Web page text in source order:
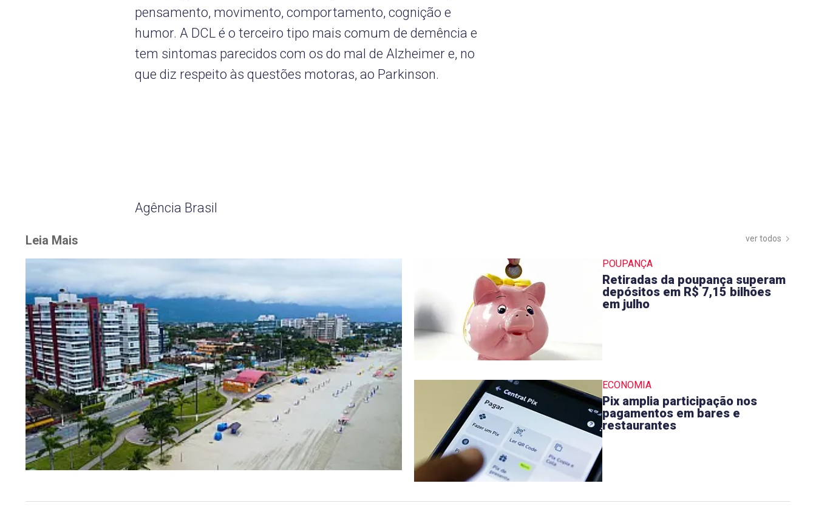
pensamento, movimento, comportamento, cognição e
humor. A DCL é o terceiro tipo mais comum de demência e
tem sintomas parecidos com os do mal de Alzheimer e, no
que diz respeito às questões motoras, ao Parkinson.
Agência Brasil
Leia Mais ver todos
POUPANÇA
Retiradas da poupança superam
depósitos em R$ 7,15 bilhões
em julho
ECONOMIA
Pix amplia participação nos
pagamentos em bares e
restaurantes